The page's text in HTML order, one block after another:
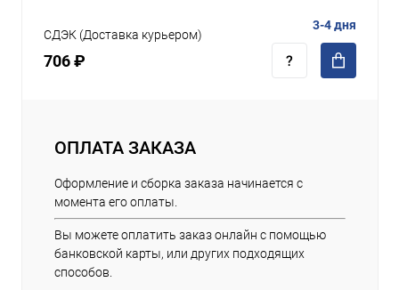
СДЭК (Доставка курьером)
706 ₽
3-4 дня
ОПЛАТА ЗАКАЗА
Оформление и сборка заказа начинается с
момента его оплаты.
Вы можете оплатить заказ онлайн с помощью
банковской карты, или других подходящих
способов.